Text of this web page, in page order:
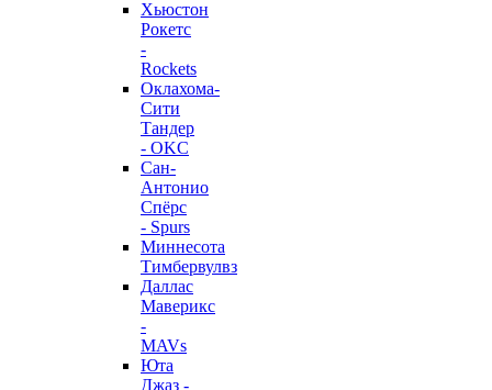
Хьюстон
Рокетс
-
Rockets
Оклахома-
Сити
Тандер
- OKC
Сан-
Антонио
Спёрс
- Spurs
Миннесота
Тимбервулвз
Даллас
Маверикс
-
MAVs
Юта
Джаз -